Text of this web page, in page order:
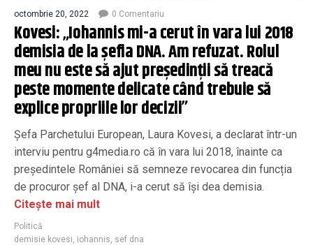
octombrie 20, 2022 0 Comentariu
Kovesi: „Iohannis mi-a cerut în vara lui 2018
demisia de la șefia DNA. Am refuzat. Rolul
meu nu este să ajut președinții să treacă
peste momente delicate când trebuie să
explice propriile lor decizii”
Șefa Parchetului European, Laura Kovesi, a declarat într-un
interviu pentru g4media.ro că în vara lui 2018, înainte ca
președintele României să semneze revocarea din funcția
de procuror șef al DNA, i-a cerut să își dea demisia.
Citește mai mult
Politică
demisie kovesi, iohannis, sef dna